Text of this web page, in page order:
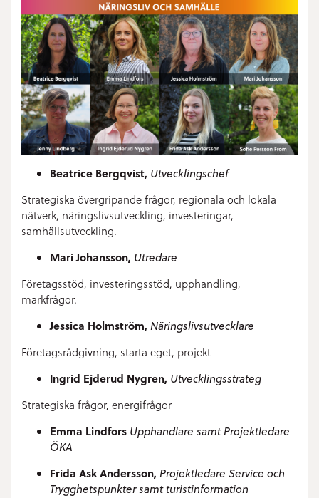
Beatrice Bergqvist, Utvecklingschef
Strategiska övergripande frågor, regionala och lokala
nätverk, näringslivsutveckling, investeringar,
samhällsutveckling.
Mari Johansson, Utredare
Företagsstöd, investeringsstöd, upphandling,
markfrågor.
Jessica Holmström, Näringslivsutvecklare
Företagsrådgivning, starta eget, projekt
Ingrid Ejderud Nygren, Utvecklingsstrateg
Strategiska frågor, energifrågor
Emma Lindfors Upphandlare samt Projektledare
ÖKA
Frida Ask Andersson, Projektledare Service och
Trygghetspunkter samt turistinformation